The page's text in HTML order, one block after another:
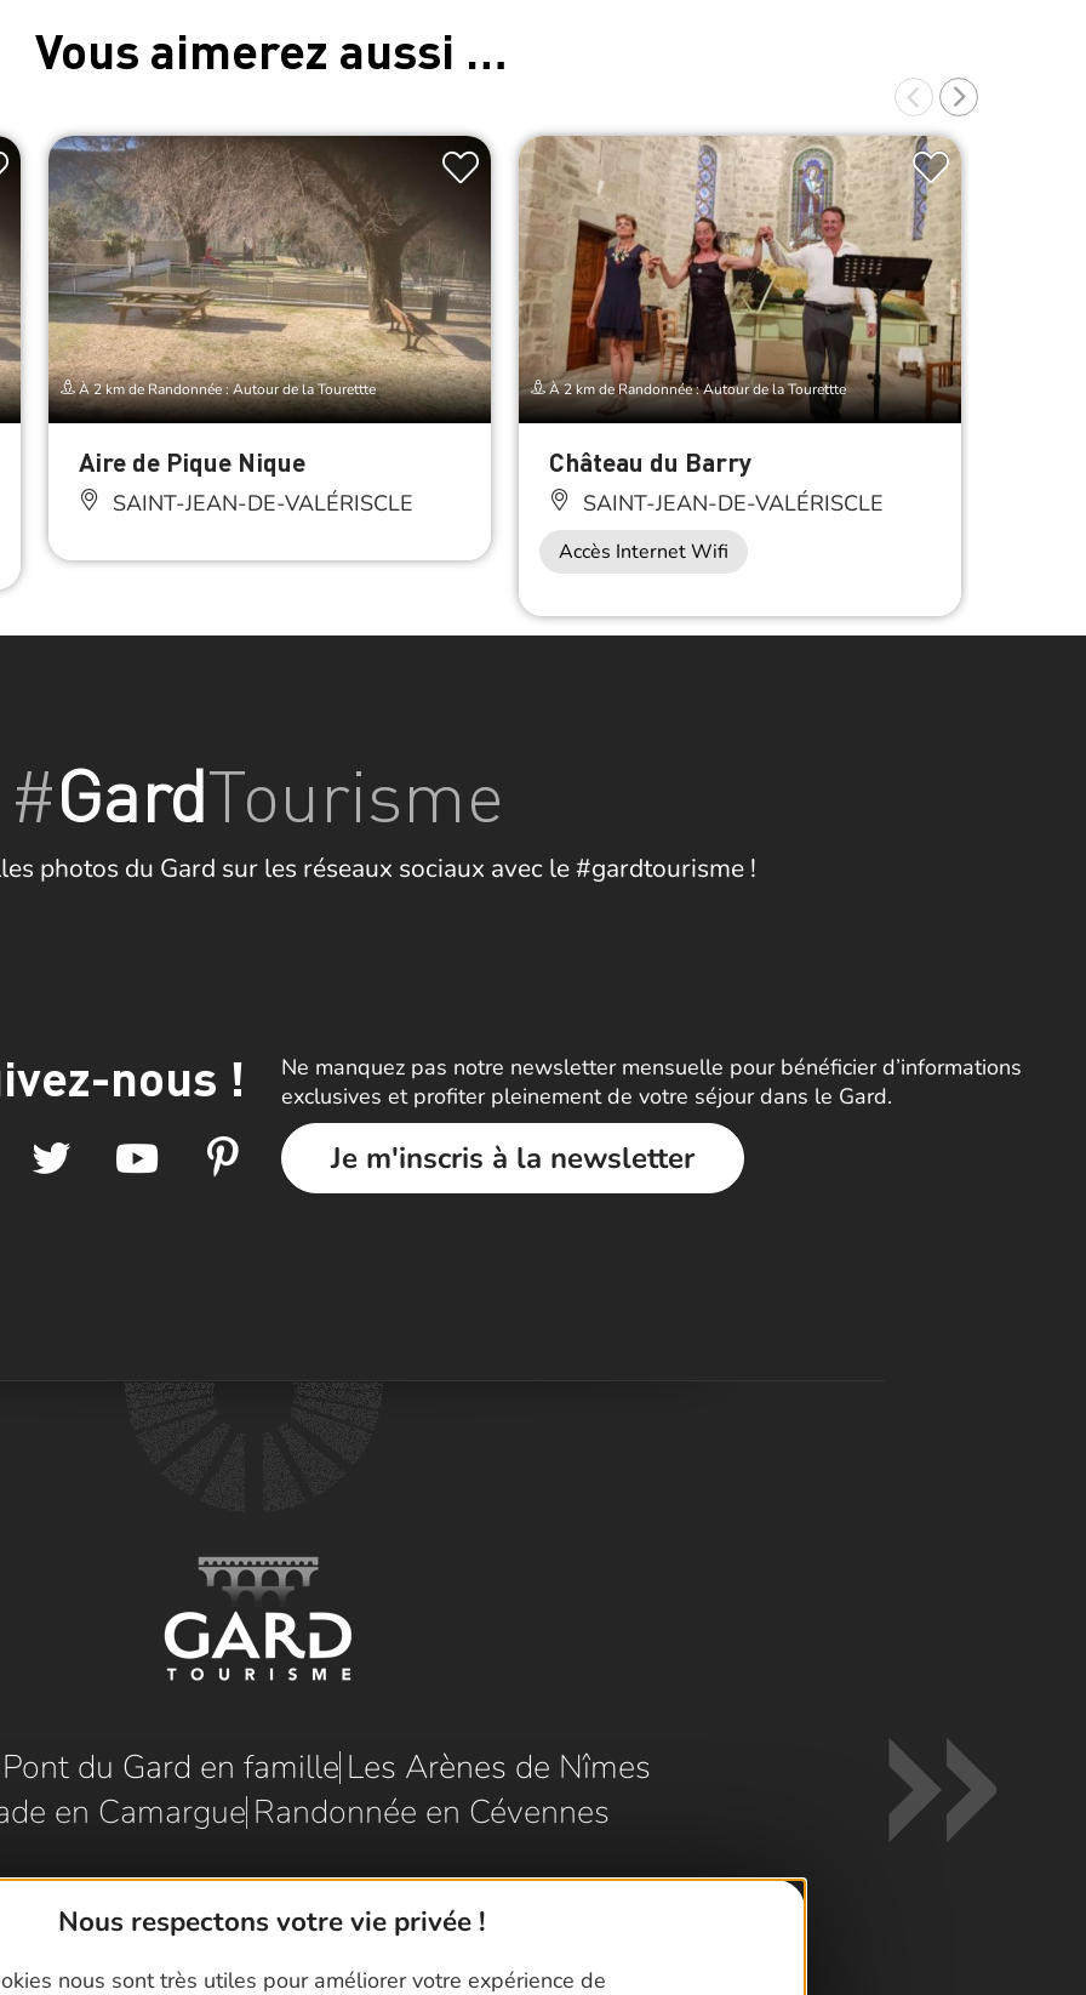
Nous respectons votre vie privée !
nous sont très utiles pour améliorer votre expérience de
Vous aimerez aussi …
À 2 km de Randonnée : Autour de la Tourettte
Aire de Pique Nique
SAINT-JEAN-DE-VALÉRISCLE
À 2 km de Randonnée : Autour de la Tourettte
Château du Barry
SAINT-JEAN-DE-VALÉRISCLE
Accès Internet Wifi
#GardTourisme
photos du Gard sur les réseaux sociaux avec le #gardtourisme !
nous !
Ne manquez pas notre newsletter mensuelle pour bénéficier d’informations
exclusives et profiter pleinement de votre séjour dans le Gard.
Je m'inscris à la newsletter
du Gard en famille Les Arènes de Nîmes
en Camargue Randonnée en Cévennes